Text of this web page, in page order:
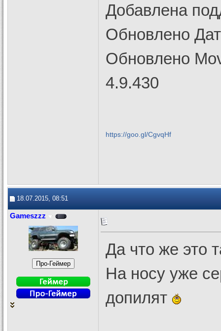
Добавлена
Обновлено
Обновлено
4.9.430
https://goo.gl/CgvqHf
18.07.2015, 08:51
Gameszzz
Да что же это
На носу уже
допилят